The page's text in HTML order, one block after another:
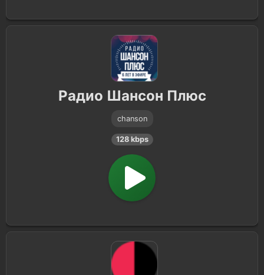
Радио Шансон Плюс
chanson
128 kbps